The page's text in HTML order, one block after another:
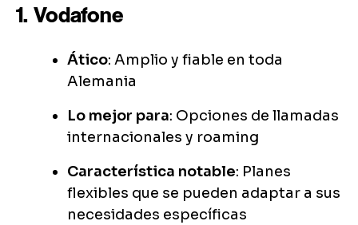
1. Vodafone
Ático: Amplio y fiable en toda
Alemania
Lo mejor para: Opciones de llamadas
internacionales y roaming
Característica notable: Planes
flexibles que se pueden adaptar a sus
necesidades específicas